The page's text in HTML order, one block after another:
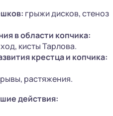
грыжи дисков, стеноз
в области копчика:
кисты Тарлова.
крестца и копчика:
растяжения.
действия: